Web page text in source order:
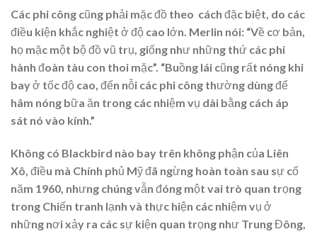
Các phi công cũng phải mặc đồ theo cách đặc biệt, do các
điều kiện khắc nghiệt ở độ cao lớn. Merlin nói: “Về cơ bản,
họ mặc một bộ đồ vũ trụ, giống như những thứ các phi
hành đoàn tàu con thoi mặc”. “Buồng lái cũng rất nóng khi
bay ở tốc độ cao, đến nỗi các phi công thường dùng để
hâm nóng bữa ăn trong các nhiệm vụ dài bằng cách áp
sát nó vào kính.”
Không có Blackbird nào bay trên không phận của Liên
Xô, điều mà Chính phủ Mỹ đã ngừng hoàn toàn sau sự cố
năm 1960, nhưng chúng vẫn đóng một vai trò quan trọng
trong Chiến tranh lạnh và thực hiện các nhiệm vụ ở
những nơi xảy ra các sự kiện quan trọng như Trung Đông,